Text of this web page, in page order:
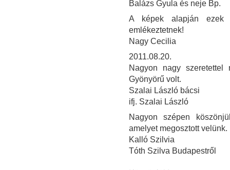
Balázs Gyula és neje Bp.
A képek alapján
emlékeztetnek!
Nagy Cecilia
2011.08.20.
Nagyon nagy
Gyönyörű volt.
Szalai László bácsi
ifj. Szalai László
Nagyon szépen
amelyet megosztott velünk.
Kalló Szilvia
Tóth Szilva Budapestről